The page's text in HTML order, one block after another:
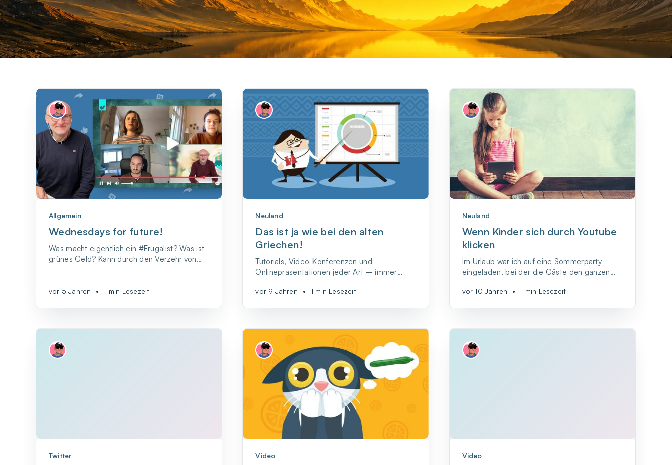
Allgemein
Wednesdays for future!
Was macht eigentlich ein #Frugalist? Was ist
grünes Geld? Kann durch den Verzehr von
mit der ersten eigenen Wohnung zu tun?
vor 5 Jahren • 1 min Lesezeit
Neuland
Das ist ja wie bei den alten
Griechen!
Tutorials, Video-Konferenzen und
Onlinepräsentationen jeder Art – immer
auch online bei Reden und Vorträgen eine
vor 9 Jahren • 1 min Lesezeit
Neuland
Wenn Kinder sich durch Youtube
klicken
Im Urlaub war ich auf eine Sommerparty
eingeladen, bei der die Gäste den ganzen
Grundstück der Gastgeber verbrachten und
vor 10 Jahren • 1 min Lesezeit
Twitter Video Video